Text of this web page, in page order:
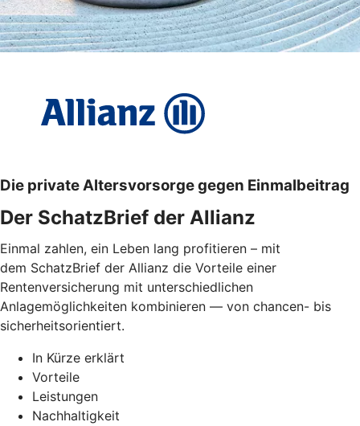
Die private Altersvorsorge gegen Einmalbeitrag
Der SchatzBrief der Allianz
Einmal zahlen, ein Leben lang profitieren – mit
dem SchatzBrief der Allianz die Vorteile einer
Rentenversicherung mit unterschiedlichen
Anlagemöglichkeiten kombinieren — von chancen- bis
sicherheitsorientiert.
In Kürze erklärt
Vorteile
Leistungen
Nachhaltigkeit